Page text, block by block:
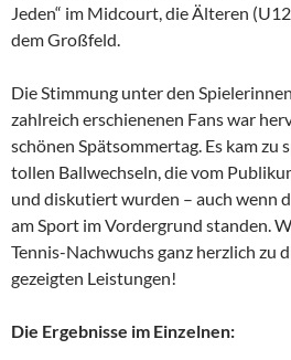
Jeden“ im Midcourt, die Älteren
dem Großfeld.
Die Stimmung unter den
zahlreich erschienenen Fans war
schönen Spätsommertag. Es kam zu
tollen Ballwechseln, die vom
und diskutiert wurden – auch wenn
am Sport im Vordergrund standen.
Tennis-Nachwuchs ganz herzlich zu
gezeigten Leistungen!
Die Ergebnisse im Einzelnen: